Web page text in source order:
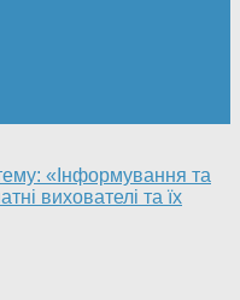
«Інформування та
вихователі та їх